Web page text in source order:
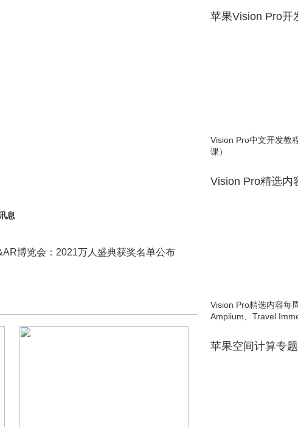
息
博览会：2021万人盛典获奖名单公布
苹果Vision Pro开
Vision Pro中文开发教
课）
Vision Pro精选内
Vision Pro精选内容每
Amplium、Travel
苹果空间计算专题